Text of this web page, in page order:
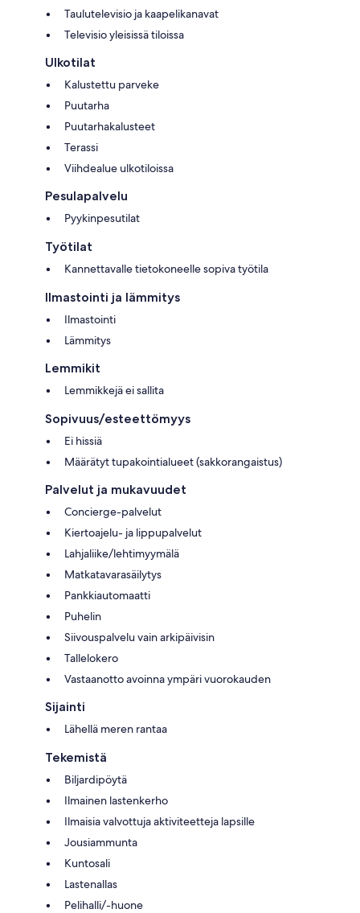
Taulutelevisio ja kaapelikanavat
Televisio yleisissä tiloissa
Ulkotilat
Kalustettu parveke
Puutarha
Puutarhakalusteet
Terassi
Viihdealue ulkotiloissa
Pesulapalvelu
Pyykinpesutilat
Työtilat
Kannettavalle tietokoneelle sopiva työtila
Ilmastointi ja lämmitys
Ilmastointi
Lämmitys
Lemmikit
Lemmikkejä ei sallita
Sopivuus/esteettömyys
Ei hissiä
Määrätyt tupakointialueet (sakkorangaistus)
Palvelut ja mukavuudet
Concierge-palvelut
Kiertoajelu- ja lippupalvelut
Lahjaliike/lehtimyymälä
Matkatavarasäilytys
Pankkiautomaatti
Puhelin
Siivouspalvelu vain arkipäivisin
Tallelokero
Vastaanotto avoinna ympäri vuorokauden
Sijainti
Lähellä meren rantaa
Tekemistä
Biljardipöytä
Ilmainen lastenkerho
Ilmaisia valvottuja aktiviteetteja lapsille
Jousiammunta
Kuntosali
Lastenallas
Pelihalli/-huone